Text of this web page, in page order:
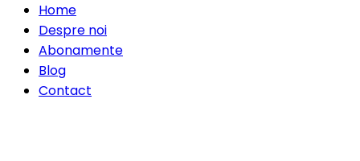
Home
Despre noi
Abonamente
Blog
Contact